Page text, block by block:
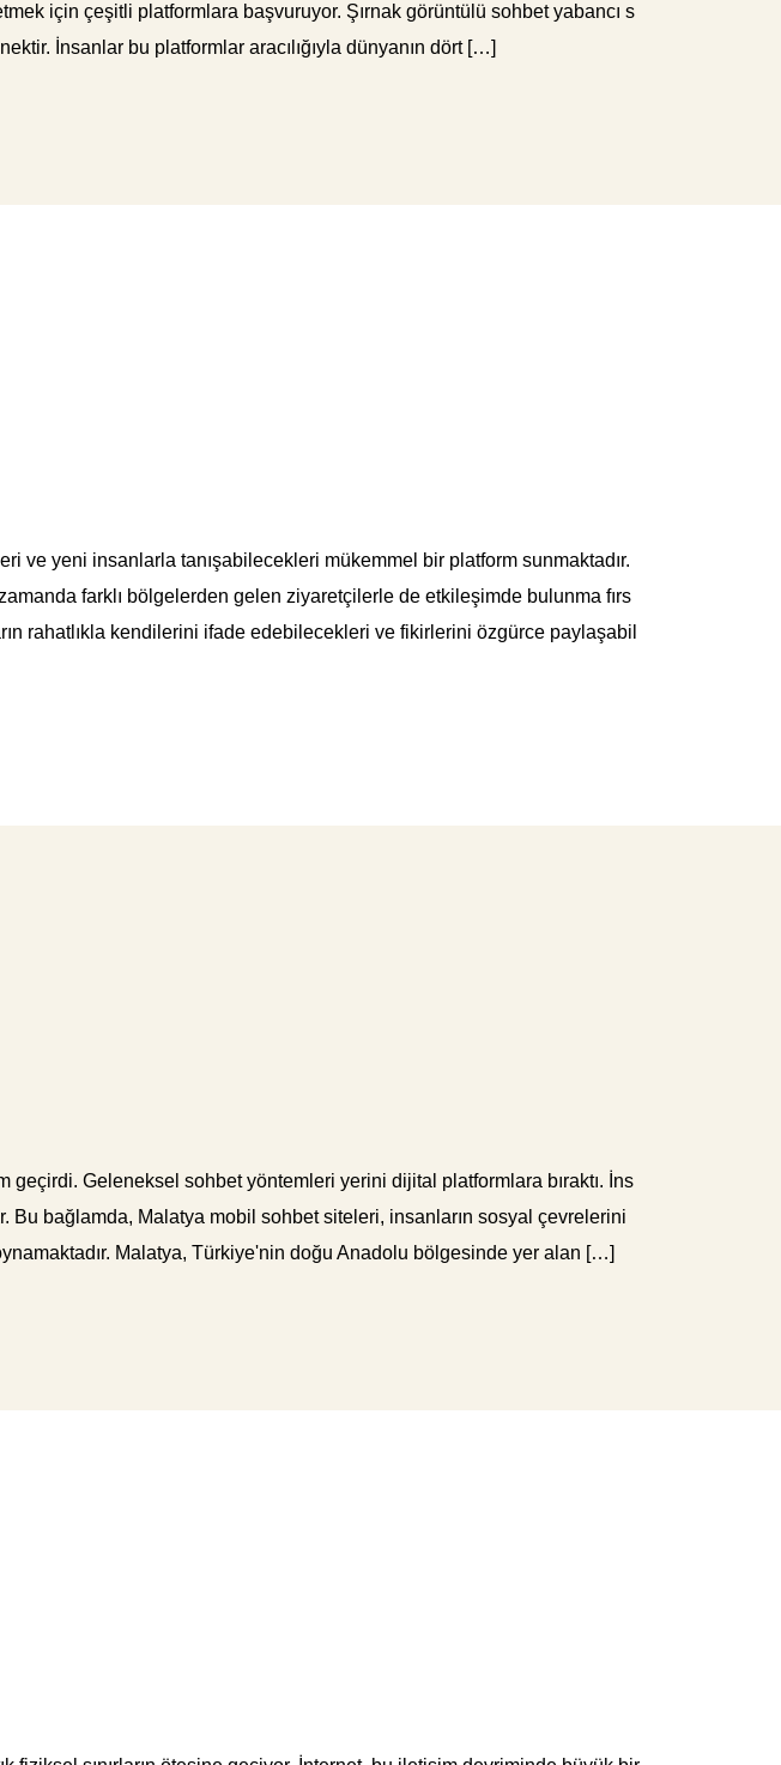
için çeşitli platformlara başvuruyor. Şırnak görüntülü sohbet yabancı s
İnsanlar bu platformlar aracılığıyla dünyanın dört […]
ve yeni insanlarla tanışabilecekleri mükemmel bir platform sunmaktadır.
farklı bölgelerden gelen ziyaretçilerle de etkileşimde bulunma fırs
rahatlıkla kendilerini ifade edebilecekleri ve fikirlerini özgürce paylaşabil
Geleneksel sohbet yöntemleri yerini dijital platformlara bıraktı. İns
bağlamda, Malatya mobil sohbet siteleri, insanların sosyal çevrelerini
Malatya, Türkiye'nin doğu Anadolu bölgesinde yer alan […]